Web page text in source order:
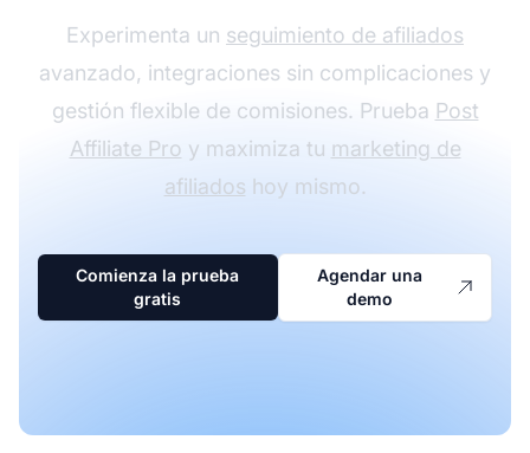
Experimenta un seguimiento de afiliados
avanzado, integraciones sin complicaciones y
gestión flexible de comisiones. Prueba Post
Affiliate Pro y maximiza tu marketing de
afiliados hoy mismo.
Comienza la prueba
gratis
Agendar una
demo